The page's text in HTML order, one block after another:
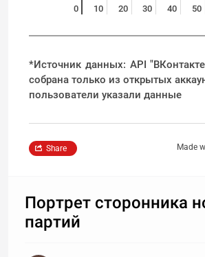
0 10 20 30 40 50
*Источник данных: API
собрана только из открытых
пользователи указали данные
Made
Share
Портрет сторонника
партий